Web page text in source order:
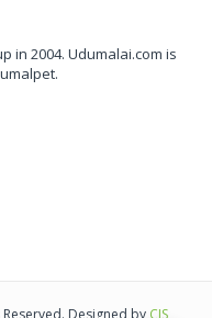
in 2004. Udumalai.com is